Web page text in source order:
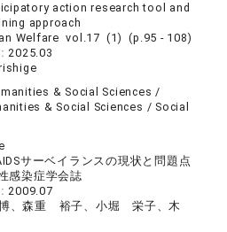
action research tool and
approach
Welfare vol.17 (1) (p.95 - 108)
2025.03
& Social Sciences /
& Social Sciences / Social
サーベイランスの現状と問題点
感染症学会誌
2009.07
、森重 裕子、小堀 栄子、木